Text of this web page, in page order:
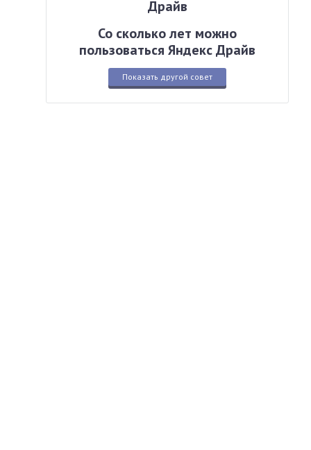
Со сколько лет можно
пользоваться Яндекс Драйв
Показать другой совет